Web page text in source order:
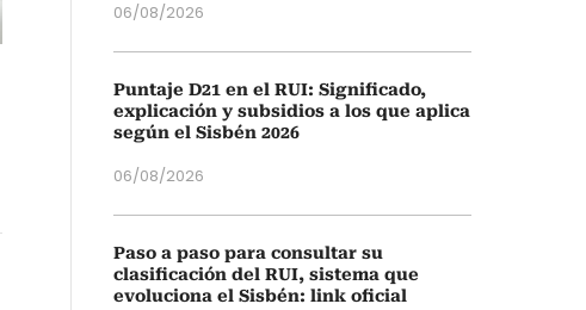
06/08/2026
Puntaje D21 en el RUI: Significado,
explicación y subsidios a los que aplica
según el Sisbén 2026
06/08/2026
Paso a paso para consultar su
clasificación del RUI, sistema que
evoluciona el Sisbén: link oficial